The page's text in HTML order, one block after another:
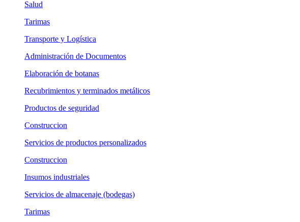
Salud
Tarimas
Transporte y Logística
Administración de Documentos
Elaboración de botanas
Recubrimientos y terminados metálicos
Productos de seguridad
Construccion
Servicios de productos personalizados
Construccion
Insumos industriales
Servicios de almacenaje (bodegas)
Tarimas